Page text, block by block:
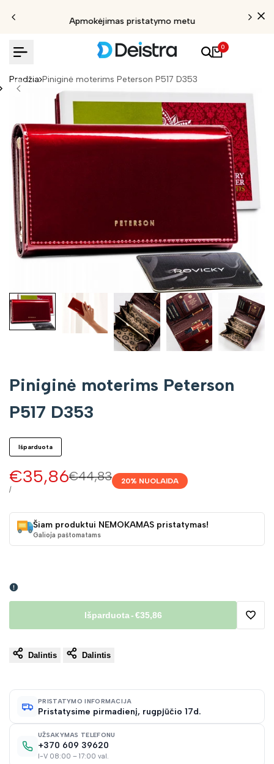
Apmokėjimas pristatymo metu
0
Pradžia Piniginė moterims Peterson P517 D353
Piniginė moterims Peterson
P517 D353
Išparduota
Įprasta
€44,83
Pardavimo
kaina
€35,86
VIENETO
/
20% NUOLAIDA
Šiam produktui NEMOKAMAS pristatymas!
Galioja paštomatams
Išparduota-€35,86
Dalintis Dalintis
PRISTATYMO INFORMACIJA
Pristatysime pirmadienį, rugpjūčio 17d.
UŽSAKYMAS TELEFONU
+370 609 39620
I-V 08:00 – 17:00 val.